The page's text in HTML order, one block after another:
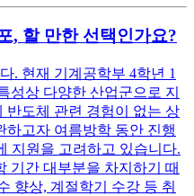
, 할 만한 선택인가요?
. 현재 기계공학부 4학년 1
성상 다양한 산업군으로 지
반도체 관련 경험이 없는 상
하고자 여름방학 동안 진행
지원을 고려하고 있습니다.
기간 대부분을 차지하기 때
향상, 계절학기 수강 등 취